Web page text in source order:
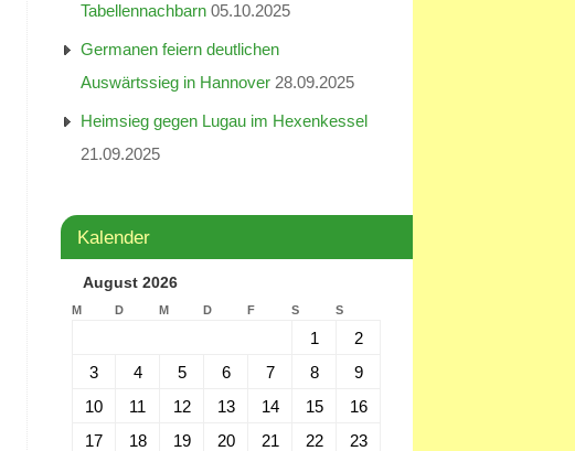
Tabellennachbarn 05.10.2025
Germanen feiern deutlichen
Auswärtssieg in Hannover 28.09.2025
Heimsieg gegen Lugau im Hexenkessel
21.09.2025
Kalender
August 2026
M D M D F S S
1
2
3
4 5 6 7 8
9
10
11 12 13 14 15
16
17
18 19 20 21 22
23